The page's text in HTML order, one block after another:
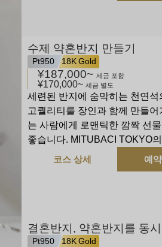
수제 약혼반지 만들기
Pt950 18K Gold
¥187,000~ 세금 포함
¥170,000~ 세금 별도
세련된 반지에 숨막히는 천연
고퀄리티를 장인과 함께 만들
는 사람에게 로맨틱한 깜짝 선
좋습니다. MITUBACI TOKYO
코스 상세
예
결혼반지, 약혼반지를 동
Pt950 18K Gold